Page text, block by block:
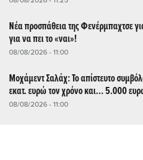
Νέα προσπάθεια της Φενέρμπαχτσε
για να πει το «ναι»!
08/08/2026 - 11:00
Μοχάμεντ Σαλάχ: Το απίστευτο
εκατ. ευρώ τον χρόνο και… 5.000
08/08/2026 - 11:00